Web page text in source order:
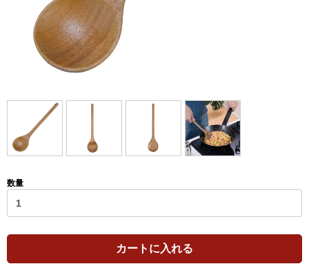
数量
カートに入れる